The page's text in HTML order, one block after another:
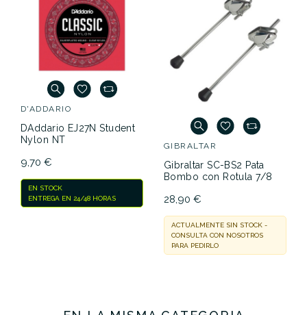
D'ADDARIO
DAddario EJ27N Student
Nylon NT
9,70 €
EN STOCK
ENTREGA EN 24/48 HORAS
Gibraltar SC-BS2 Pata
28,90 €
CONSULTA CON NOSOTROS